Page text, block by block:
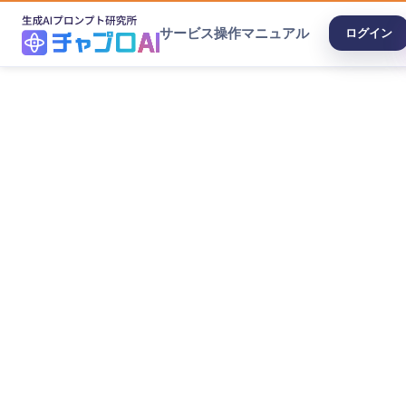
サービス操作マニュアル ログイン